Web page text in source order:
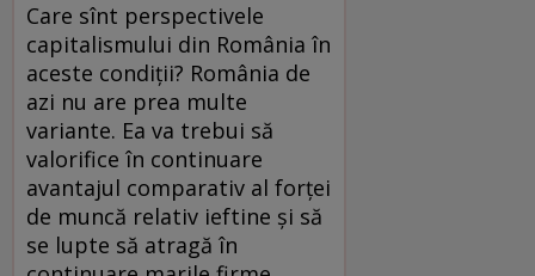
Care sînt perspectivele
capitalismului din România în
aceste condiţii? România de
azi nu are prea multe
variante. Ea va trebui să
valorifice în continuare
avantajul comparativ al forţei
de muncă relativ ieftine şi să
se lupte să atragă în